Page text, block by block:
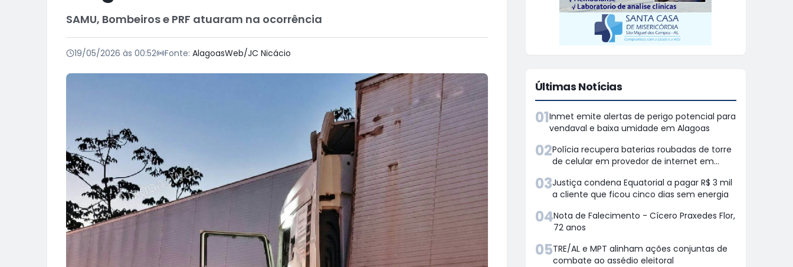
SAMU, Bombeiros e PRF atuaram na ocorrência
19/05/2026 às 00:52 Fonte: AlagoasWeb/JC Nicácio
Últimas Notícias
01Inmet emite alertas de perigo potencial para
vendaval e baixa umidade em Alagoas
02Polícia recupera baterias roubadas de torre
de celular em provedor de internet em
03Justiça condena Equatorial a pagar R$ 3 mil
a cliente que ficou cinco dias sem energia
04Nota de Falecimento - Cícero Praxedes Flor,
72 anos
05TRE/AL e MPT alinham ações conjuntas de
combate ao assédio eleitoral